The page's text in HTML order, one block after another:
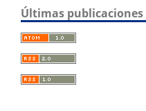
Últimas publicaciones